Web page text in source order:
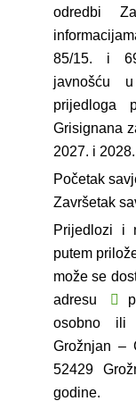
odredbi
85/15. i
javnošću
prijedloga
Grisignana
2027. i
Početak
Završetak
Prijedlozi i
putem
može se
adresu
osobno ili
Grožnjan –
52429
godine.